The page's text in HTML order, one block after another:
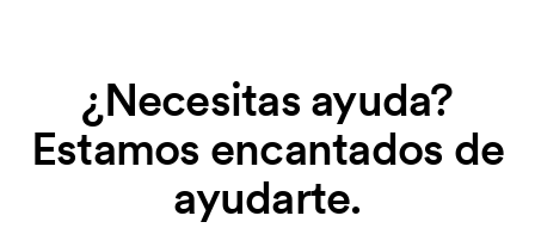
¿Necesitas ayuda?
Estamos encantados de
ayudarte.